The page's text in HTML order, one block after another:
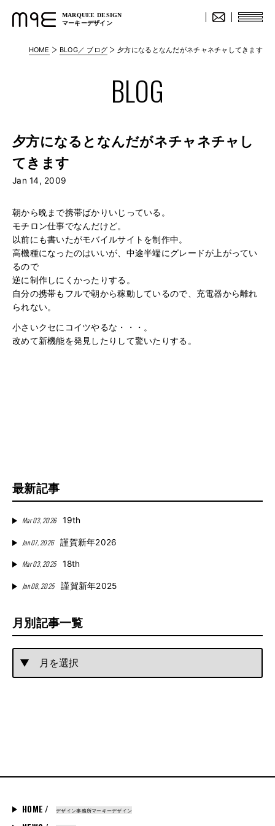
MARQUEE DESIGN
マーキーデザイン
HOME BLOG／ ブログ 夕方になるとなんだがネチャネチャしてきます
BLOG
夕方になるとなんだがネチャネチャし
てきます
Jan 14, 2009
朝から晩まで携帯ばかりいじっている。
モチロン仕事でなんだけど。
以前にも書いたがモバイルサイトを制作中。
高機種になったのはいいが、中途半端にグレードが上がってい
るので
逆に制作しにくかったりする。
自分の携帯もフルで朝から稼動しているので、充電器から離れ
られない。
小さいクセにコイツやるな・・・。
改めて新機能を発見したりして驚いたりする。
最新記事
Mar 03, 2026 19th
Jan 07, 2026 謹賀新年2026
Mar 03, 2025 18th
Jan 08, 2025 謹賀新年2025
月別記事一覧
HOME / デザイン事務所マーキーデザイン